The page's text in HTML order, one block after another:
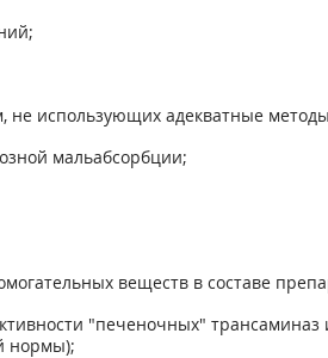
использующих адекватные
мальабсорбции;
веществ в составе
"печеночных"
нормы);